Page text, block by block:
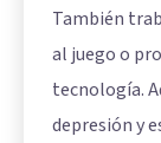
También
al juego o
tecnología.
depresión y